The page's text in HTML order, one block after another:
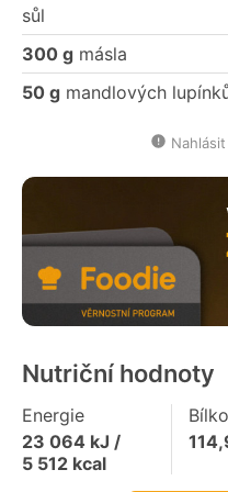
sůl
300 g másla
50 g mandlových
Nutriční hodnoty
Energie
23 064 kJ /
5 512 kcal